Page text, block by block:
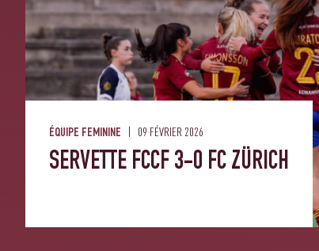
ÉQUIPE FEMININE 09 FÉVRIER 2026
SERVETTE FCCF 3-0 FC ZÜRICH